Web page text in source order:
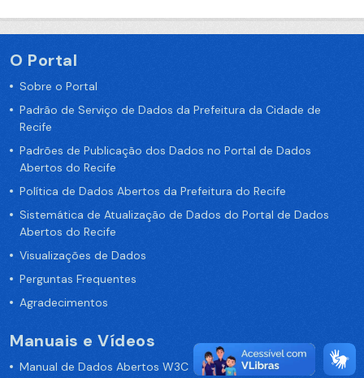
O Portal
Sobre o Portal
Padrão de Serviço de Dados da Prefeitura da Cidade de
Recife
Padrões de Publicação dos Dados no Portal de Dados
Abertos do Recife
Política de Dados Abertos da Prefeitura do Recife
Sistemática de Atualização de Dados do Portal de Dados
Abertos do Recife
Visualizações de Dados
Perguntas Frequentes
Agradecimentos
Manuais e Vídeos
Manual de Dados Abertos W3C